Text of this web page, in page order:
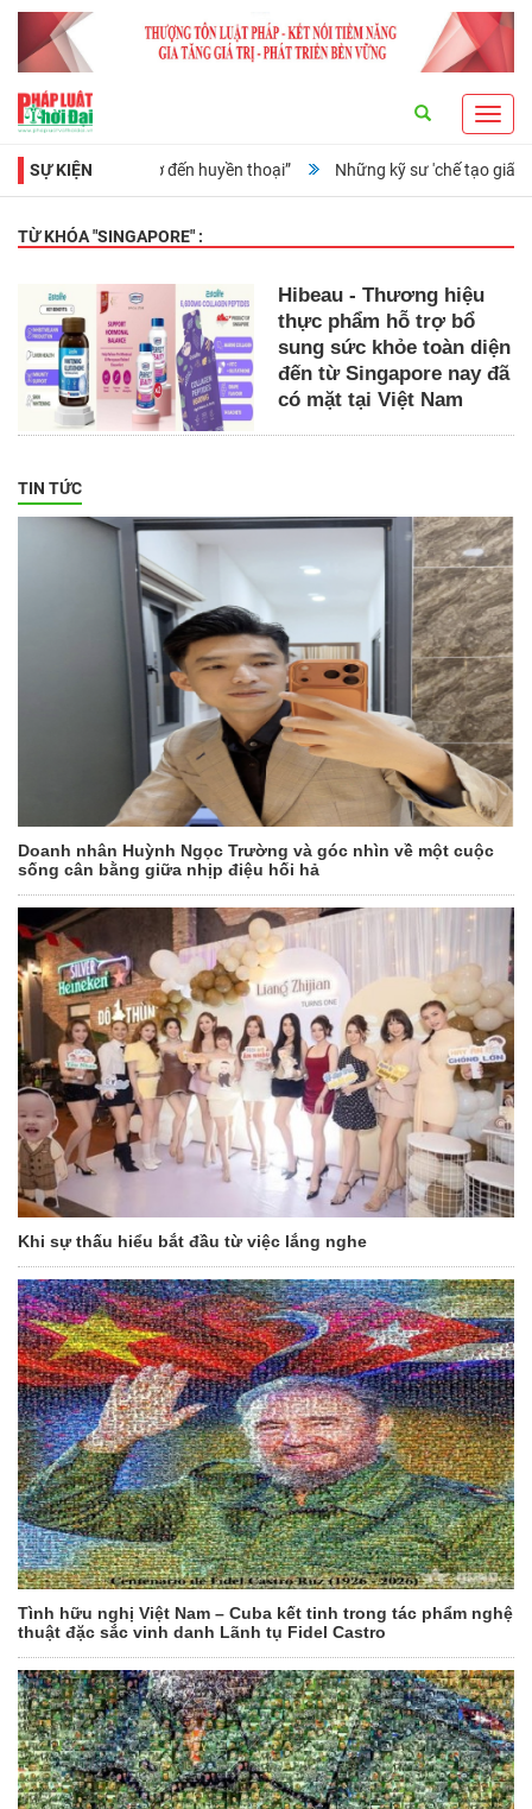
SỰ KIỆN
Từ tuổi thơ đến huyền thoại” Những kỹ sư 'chế tạo giấc mơ' từ
TỪ KHÓA "SINGAPORE" :
Hibeau - Thương hiệu
thực phẩm hỗ trợ bổ
sung sức khỏe toàn diện
đến từ Singapore nay đã
có mặt tại Việt Nam
TIN TỨC
Doanh nhân Huỳnh Ngọc Trường và góc nhìn về một cuộc
sống cân bằng giữa nhịp điệu hối hả
Khi sự thấu hiểu bắt đầu từ việc lắng nghe
Tình hữu nghị Việt Nam – Cuba kết tinh trong tác phẩm nghệ
thuật đặc sắc vinh danh Lãnh tụ Fidel Castro